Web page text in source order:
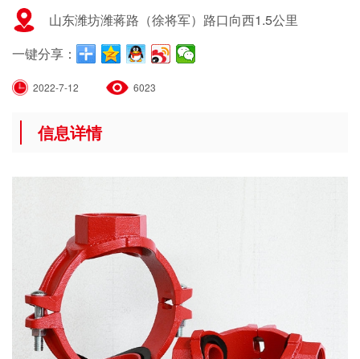
山东潍坊潍蒋路（徐将军）路口向西1.5公里
一键分享：
2022-7-12 6023
信息详情